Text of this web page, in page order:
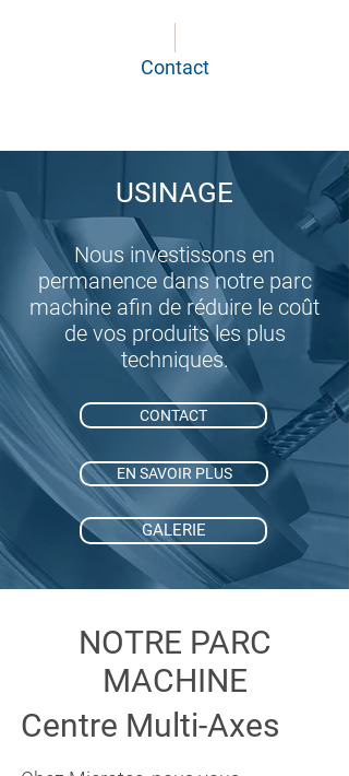
Contact
USINAGE
Nous investissons en
permanence dans notre parc
machine afin de réduire le coût
de vos produits les plus
techniques.
CONTACT
EN SAVOIR PLUS
GALERIE
NOTRE PARC
MACHINE
Centre Multi-Axes